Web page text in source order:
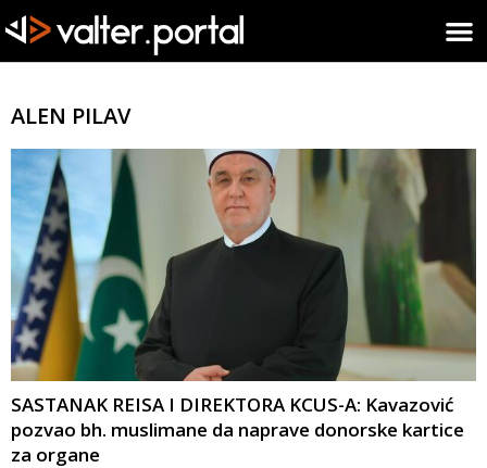
ALEN PILAV
SASTANAK REISA I DIREKTORA KCUS-A: Kavazović
pozvao bh. muslimane da naprave donorske kartice
za organe